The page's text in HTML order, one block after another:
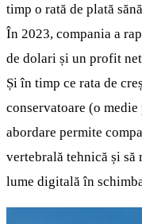
timp o rată de plată
În 2023, compania a
de dolari și un profit
Și în timp ce rata de
conservatoare (o
abordare permite
vertebrală tehnică și
lume digitală în